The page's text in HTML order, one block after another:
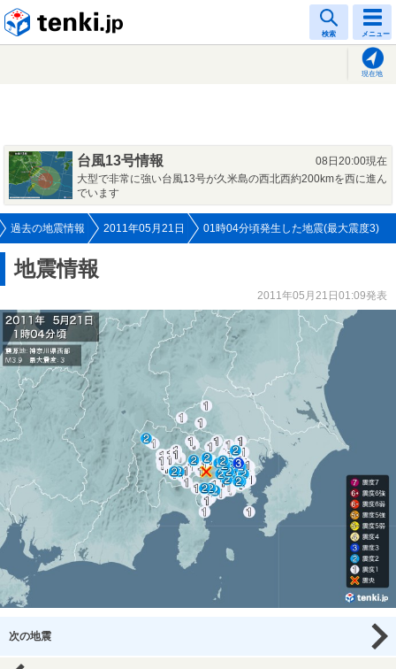
検索 メニュー
現在地
台風13号情報
08日20:00現在
大型で非常に強い台風13号が久米島の西北西約200kmを西に進ん
でいます
過去の地震情報 2011年05月21日 01時04分頃発生した地震(最大震度3)
地震情報
2011年05月21日01:09発表
次の地震